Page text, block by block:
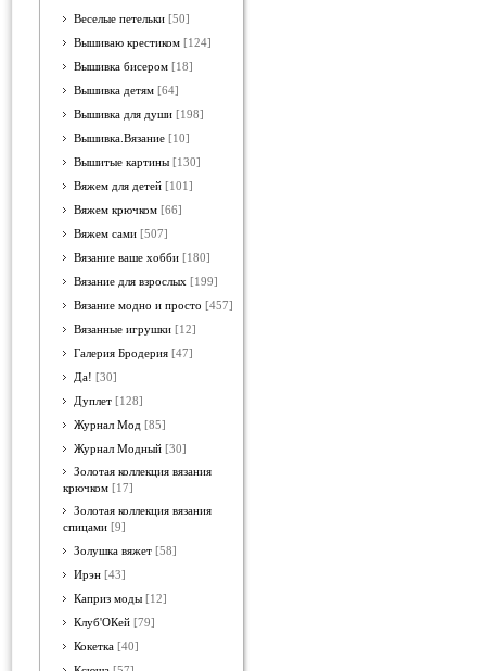
Веселые петельки [50]
Вышиваю крестиком [124]
Вышивка бисером [18]
Вышивка детям [64]
Вышивка для души [198]
Вышивка.Вязание [10]
Вышитые картины [130]
Вяжем для детей [101]
Вяжем крючком [66]
Вяжем сами [507]
Вязание ваше хобби [180]
Вязание для взрослых [199]
Вязание модно и просто [457]
Вязанные игрушки [12]
Галерия Бродерия [47]
Да! [30]
Дуплет [128]
Журнал Мод [85]
Журнал Модный [30]
Золотая коллекция вязания
крючком [17]
Золотая коллекция вязания
спицами [9]
Золушка вяжет [58]
Ирэн [43]
Каприз моды [12]
Клуб'ОКей [79]
Кокетка [40]